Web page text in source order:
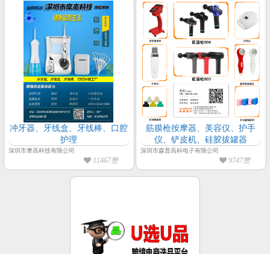
冲牙器、牙线盒、牙线棒、口腔
护理
深圳市摩高科技有限公司
11467赞
筋膜枪按摩器、美容仪、护手
仪、铲皮机、硅胶拔罐器
深圳市森普高科电子有限公司
9747赞